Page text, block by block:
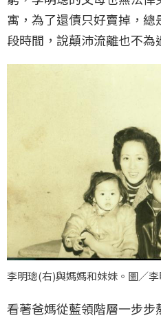
寓，為了還債只好賣掉，
段時間，說顛沛流離也不為
李明璁(右)與媽媽和妹妹。圖／
看著爸媽從藍領階層一步